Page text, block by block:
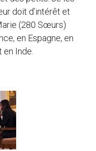
doit d’intérêt et
(280 Sœurs)
en Espagne, en
Inde.